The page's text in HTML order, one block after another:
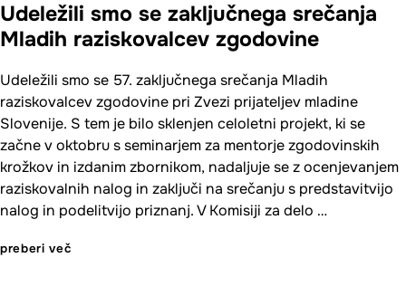
Udeležili smo se zaključnega srečanja
Mladih raziskovalcev zgodovine
Udeležili smo se 57. zaključnega srečanja Mladih
raziskovalcev zgodovine pri Zvezi prijateljev mladine
Slovenije. S tem je bilo sklenjen celoletni projekt, ki se
začne v oktobru s seminarjem za mentorje zgodovinskih
krožkov in izdanim zbornikom, nadaljuje se z ocenjevanjem
raziskovalnih nalog in zaključi na srečanju s predstavitvijo
nalog in podelitvijo priznanj. V Komisiji za delo …
preberi več